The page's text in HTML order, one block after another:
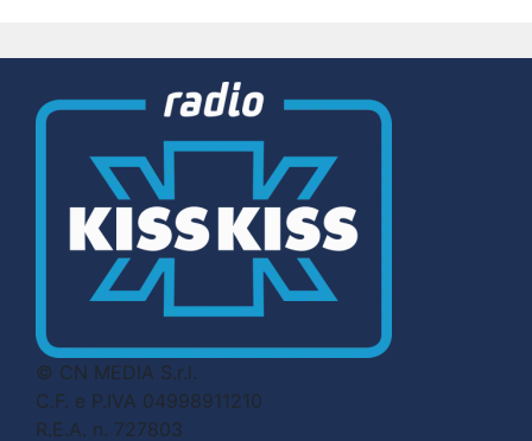
© CN MEDIA S.r.l.
C.F. e P.IVA 04998911210
R.E.A. n. 727803